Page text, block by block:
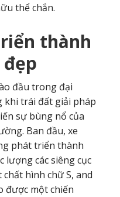
thể chắn.
thành
đầu trong đại
khi trái đất giải pháp
sự bùng nổ của
Ban đầu, xe
phát triển thành
lượng các siêng cục
hình chữ S, and
được một chiến